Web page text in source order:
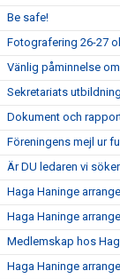
Be safe!
Fotografering 26-27
Vänlig påminnelse
Sekretariats utbildning
Dokument och
Föreningens mejl ur
Är DU ledaren vi
Haga Haninge
Haga Haninge
Medlemskap hos
Haga Haninge